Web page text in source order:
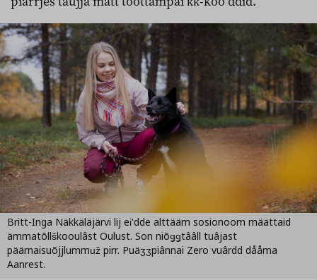
Britt-Inga Näkkäläjärvi lij eiʹdde alttääm sosionoom määttaid
ämmatõllškooulâst Oulust. Son niõǥǥtââll tuâjast
päärnaisuõjjlummuž pirr. Puäʒʒpiânnai Zero vuârdd dååma
Aanrest.